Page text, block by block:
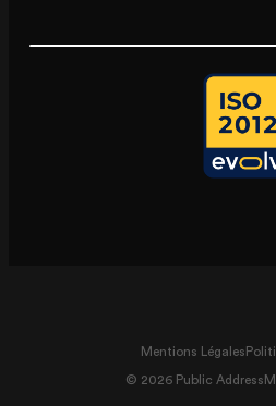
Mentions Légales
© 2026 Public Address